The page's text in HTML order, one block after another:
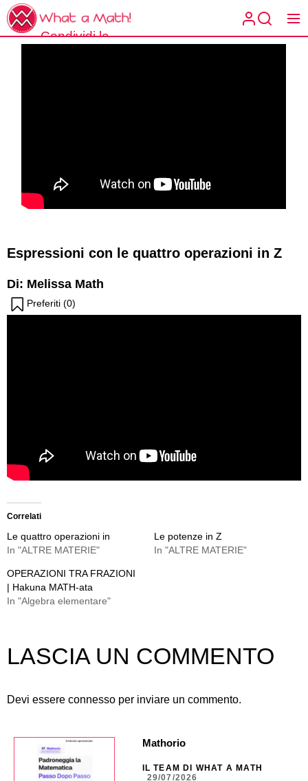
Skip
to
the
What
Math!
What a
Condividi la
Espressioni con le quattro operazioni in Z
Di: Melissa Math
Preferiti (0)
Correlati
Le quattro operazioni in
In "ALTRE MATERIE"
Le potenze in Z
In "ALTRE MATERIE"
OPERAZIONI TRA FRAZIONI
| Hakuna MATH-ata
In "Algebra elementare"
LASCIA UN COMMENTO
Devi essere connesso per inviare un commento.
Mathorio
IL TEAM DI WHAT A MATH
29/07/2026